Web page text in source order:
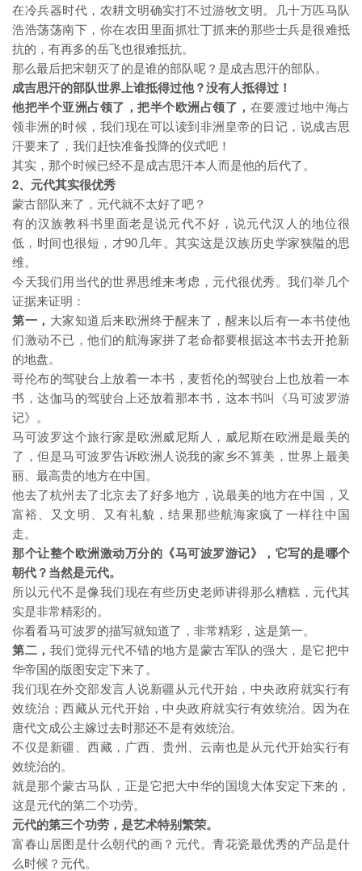
在冷兵器时代，农耕文明确实打不过游牧文明。几十万匹马队
浩浩荡荡南下，你在农田里面抓壮丁抓来的那些士兵是很难抵
抗的，有再多的岳飞也很难抵抗。
那么最后把宋朝灭了的是谁的部队呢？是成吉思汗的部队。
成吉思汗的部队世界上谁抵得过他？没有人抵得过！
他把半个亚洲占领了，把半个欧洲占领了， 在要渡过地中海占
领非洲的时候，我们现在可以读到非洲皇帝的日记，说成吉思
汗要来了，我们赶快准备投降的仪式吧！
其实，那个时候已经不是成吉思汗本人而是他的后代了。
2、元代其实很优秀
蒙古部队来了，元代就不太好了吧？
有的汉族教科书里面老是说元代不好，说元代汉人的地位很
低，时间也很短，才90几年。其实这是汉族历史学家狭隘的思
维。
今天我们用当代的世界思维来考虑，元代很优秀。我们举几个
证据来证明：
第一， 大家知道后来欧洲终于醒来了，醒来以后有一本书使他
们激动不已，他们的航海家拼了老命都要根据这本书去开抢新
的地盘。
哥伦布的驾驶台上放着一本书，麦哲伦的驾驶台上也放着一本
书，达伽马的驾驶台上还放着那本书，这本书叫《马可波罗游
记》。
马可波罗这个旅行家是欧洲威尼斯人，威尼斯在欧洲是最美的
了，但是马可波罗告诉欧洲人说我的家乡不算美，世界上最美
丽、最高贵的地方在中国。
他去了杭州去了北京去了好多地方，说最美的地方在中国，又
富裕、又文明、又有礼貌，结果那些航海家疯了一样往中国
走。
那个让整个欧洲激动万分的《马可波罗游记》，它写的是哪个
朝代？当然是元代。
所以元代不是像我们现在有些历史老师讲得那么糟糕，元代其
实是非常精彩的。
你看看马可波罗的描写就知道了，非常精彩，这是第一。
第二， 我们觉得元代不错的地方是蒙古军队的强大，是它把中
华帝国的版图安定下来了。
我们现在外交部发言人说新疆从元代开始，中央政府就实行有
效统治；西藏从元代开始，中央政府就实行有效统治。因为在
唐代文成公主嫁过去时那还不是有效统治。
不仅是新疆、西藏，广西、贵州、云南也是从元代开始实行有
效统治的。
就是那个蒙古马队，正是它把大中华的国境大体安定下来的，
这是元代的第二个功劳。
元代的第三个功劳，是艺术特别繁荣。
富春山居图是什么朝代的画？元代。青花瓷最优秀的产品是什
么时候？元代。